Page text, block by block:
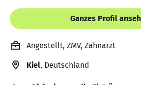
Ganzes Profil
Angestellt, ZMV, Zahnarzt
Kiel, Deutschland